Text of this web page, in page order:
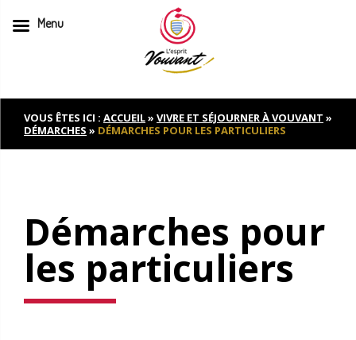
to
contentVOUS ÊTES ICI : ACCUEIL» VIVRE ET SÉJOURNER À VOUVANT »
DÉMARCHES » DÉMARCHES POUR LES PARTICULIERS
Démarches pour
les particuliers
Menu